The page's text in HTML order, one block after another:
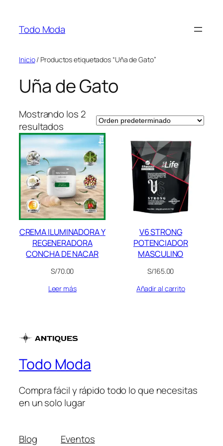
contenido
Todo Moda
Inicio/ Productos etiquetados “Uña de Gato”
Uña de Gato
Mostrando los 2
resultados
CREMA ILUMINADORA Y
REGENERADORA
CONCHA DE NACAR
S/70.00
Leer más
V6 STRONG
POTENCIADOR
MASCULINO
S/165.00
Añadir al carrito
Todo Moda
Compra fácil y rápido todo lo que necesitas
en un solo lugar
Blog
Eventos